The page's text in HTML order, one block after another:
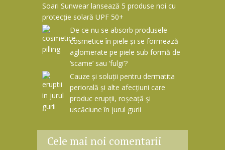
Soari Sunwear lansează 5 produse noi cu
protecție solară UPF 50+
De ce nu se absorb produsele
cosmetice în piele și se formează
aglomerate pe piele sub formă de
‘scame’ sau ‘fulgi’?
Cauze și soluții pentru dermatita
periorală și alte afecțiuni care
produc erupții, roșeață și
uscăciune în jurul gurii
Cele mai noi comentarii